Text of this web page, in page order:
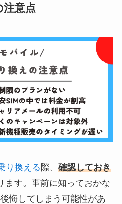
注意点
り換える 際、 確認しておき
ます。事前に知っておかな
悔してしまう可能性があ